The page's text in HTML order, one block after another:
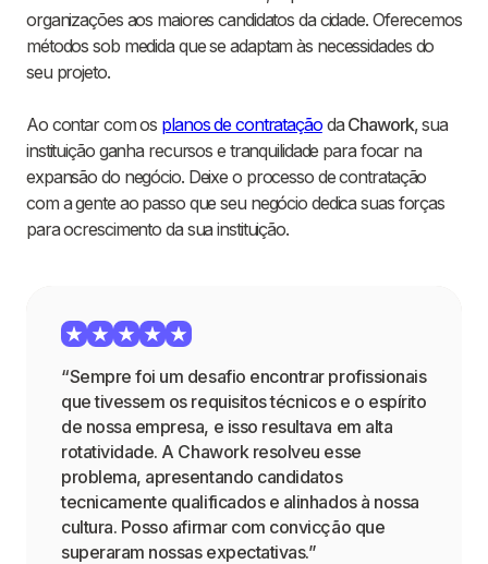
organizações aos maiores candidatos da cidade. Oferecemos
métodos sob medida que se adaptam às necessidades do
seu projeto.
Ao contar com os planos de contrataçãoda Chawork, sua
instituição ganha recursos e tranquilidade para focar na
expansão do negócio. Deixe o processo de contratação
com a gente ao passo que seu negócio dedica suas forças
para ocrescimento da sua instituição.
“Sempre foi um desafio encontrar profissionais
que tivessem os requisitos técnicos e o espírito
de nossa empresa, e isso resultava em alta
rotatividade. A Chawork resolveu esse
problema, apresentando candidatos
tecnicamente qualificados e alinhados à nossa
cultura. Posso afirmar com convicção que
superaram nossas expectativas.”